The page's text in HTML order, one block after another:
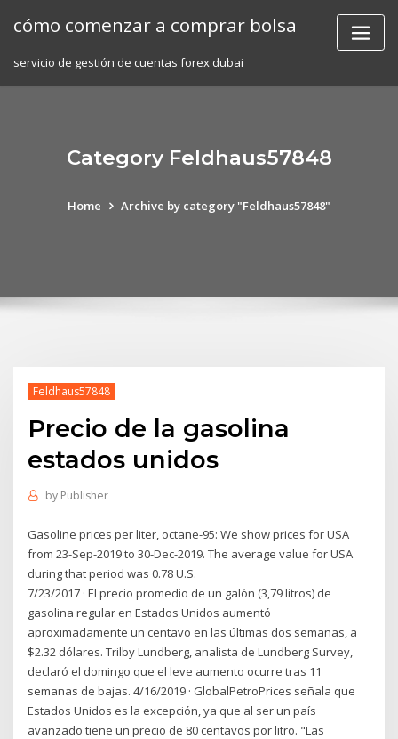
cómo comenzar a comprar bolsa
servicio de gestión de cuentas forex dubai
Category Feldhaus57848
Home Archive by category "Feldhaus57848"
Feldhaus57848
Precio de la gasolina
estados unidos
by Publisher
Gasoline prices per liter, octane-95: We show prices for USA
from 23-Sep-2019 to 30-Dec-2019. The average value for USA
during that period was 0.78 U.S.
7/23/2017 · El precio promedio de un galón (3,79 litros) de
gasolina regular en Estados Unidos aumentó
aproximadamente un centavo en las últimas dos semanas, a
$2.32 dólares. Trilby Lundberg, analista de Lundberg Survey,
declaró el domingo que el leve aumento ocurre tras 11
semanas de bajas. 4/16/2019 · GlobalPetroPrices señala que
Estados Unidos es la excepción, ya que al ser un país
avanzado tiene un precio de 80 centavos por litro. "Las